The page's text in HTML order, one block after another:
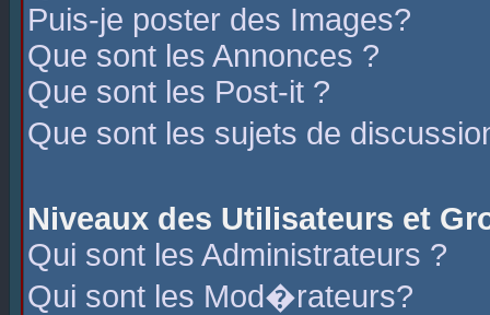
Puis-je poster des Images?
Que sont les Annonces ?
Que sont les Post-it ?
Que sont les sujets de
Niveaux des Utilisateurs et
Qui sont les Administrateurs ?
Qui sont les Mod�rateurs?